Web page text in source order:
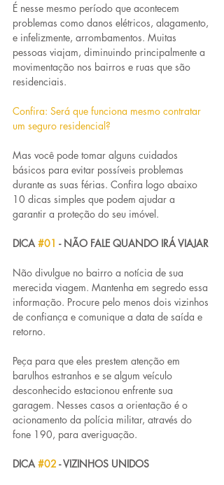
É nesse mesmo período que acontecem
problemas como danos elétricos, alagamento,
e infelizmente, arrombamentos. Muitas
pessoas viajam, diminuindo principalmente a
movimentação nos bairros e ruas que são
residenciais.
Confira: Será que funciona mesmo contratar
um seguro residencial?
Mas você pode tomar alguns cuidados
básicos para evitar possíveis problemas
durante as suas férias. Confira logo abaixo
10 dicas simples que podem ajudar a
garantir a proteção do seu imóvel.
DICA #01 - NÃO FALE QUANDO IRÁ VIAJAR
Não divulgue no bairro a notícia de sua
merecida viagem. Mantenha em segredo essa
informação. Procure pelo menos dois vizinhos
de confiança e comunique a data de saída e
retorno.
Peça para que eles prestem atenção em
barulhos estranhos e se algum veículo
desconhecido estacionou enfrente sua
garagem. Nesses casos a orientação é o
acionamento da polícia militar, através do
fone 190, para averiguação.
DICA #02 - VIZINHOS UNIDOS